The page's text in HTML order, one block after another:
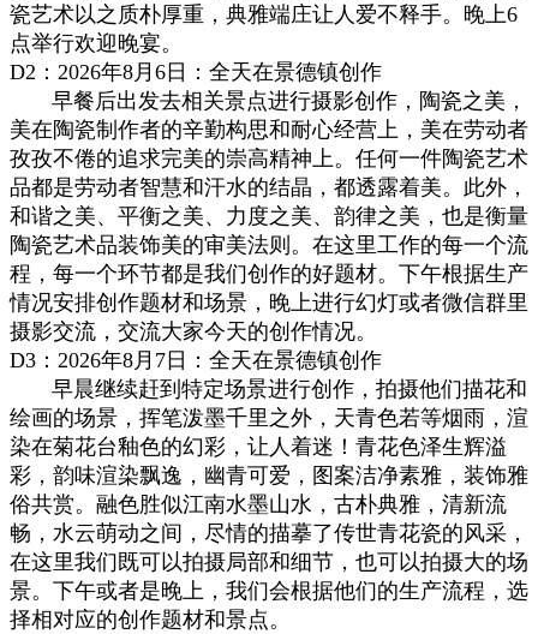
瓷艺术以之质朴厚重，典雅端庄让人爱不释手。晚上6
点举行欢迎晚宴。
D2：2026年8月6日：全天在景德镇创作
早餐后出发去相关景点进行摄影创作，陶瓷之美，
美在陶瓷制作者的辛勤构思和耐心经营上，美在劳动者
孜孜不倦的追求完美的崇高精神上。任何一件陶瓷艺术
品都是劳动者智慧和汗水的结晶，都透露着美。此外，
和谐之美、平衡之美、力度之美、韵律之美，也是衡量
陶瓷艺术品装饰美的审美法则。在这里工作的每一个流
程，每一个环节都是我们创作的好题材。下午根据生产
情况安排创作题材和场景，晚上进行幻灯或者微信群里
摄影交流，交流大家今天的创作情况。
D3：2026年8月7日：全天在景德镇创作
早晨继续赶到特定场景进行创作，拍摄他们描花和
绘画的场景，挥笔泼墨千里之外，天青色若等烟雨，渲
染在菊花台釉色的幻彩，让人着迷！青花色泽生辉溢
彩，韵味渲染飘逸，幽青可爱，图案洁净素雅，装饰雅
俗共赏。融色胜似江南水墨山水，古朴典雅，清新流
畅，水云萌动之间，尽情的描摹了传世青花瓷的风采，
在这里我们既可以拍摄局部和细节，也可以拍摄大的场
景。下午或者是晚上，我们会根据他们的生产流程，选
择相对应的创作题材和景点。